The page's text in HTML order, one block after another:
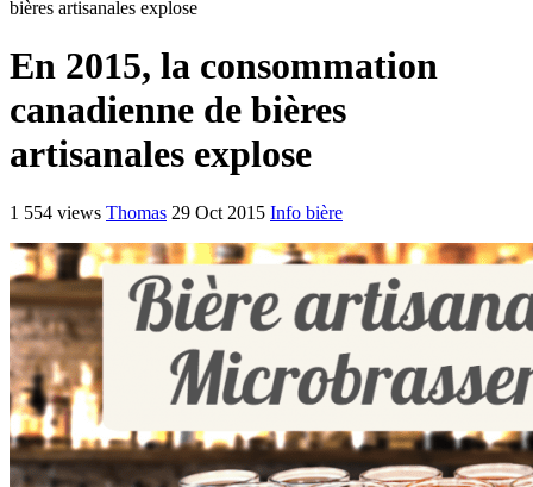
bières artisanales explose
En 2015, la consommation
canadienne de bières
artisanales explose
1 554 views Thomas 29 Oct 2015 Info bière